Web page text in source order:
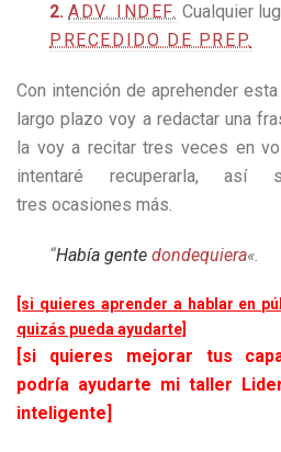
2. ADV. INDEF. Cualquier
PRECEDIDO DE PREP.
Con intención de aprehender
largo plazo voy a redactar una
la voy a recitar tres veces en
intentaré recuperarla, así
tres ocasiones más.
“Había gente dondequiera«.
[si quieres aprender a hablar en
quizás pueda ayudarte]
[si quieres mejorar tus
podría ayudarte mi taller
inteligente]